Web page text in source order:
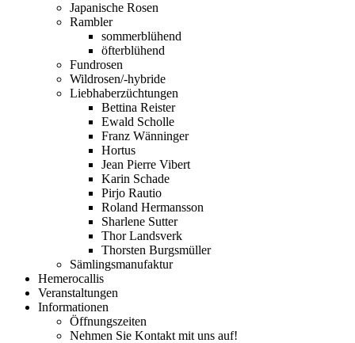
Japanische Rosen
Rambler
sommerblühend
öfterblühend
Fundrosen
Wildrosen/-hybride
Liebhaberzüchtungen
Bettina Reister
Ewald Scholle
Franz Wänninger
Hortus
Jean Pierre Vibert
Karin Schade
Pirjo Rautio
Roland Hermansson
Sharlene Sutter
Thor Landsverk
Thorsten Burgsmüller
Sämlingsmanufaktur
Hemerocallis
Veranstaltungen
Informationen
Öffnungszeiten
Nehmen Sie Kontakt mit uns auf!